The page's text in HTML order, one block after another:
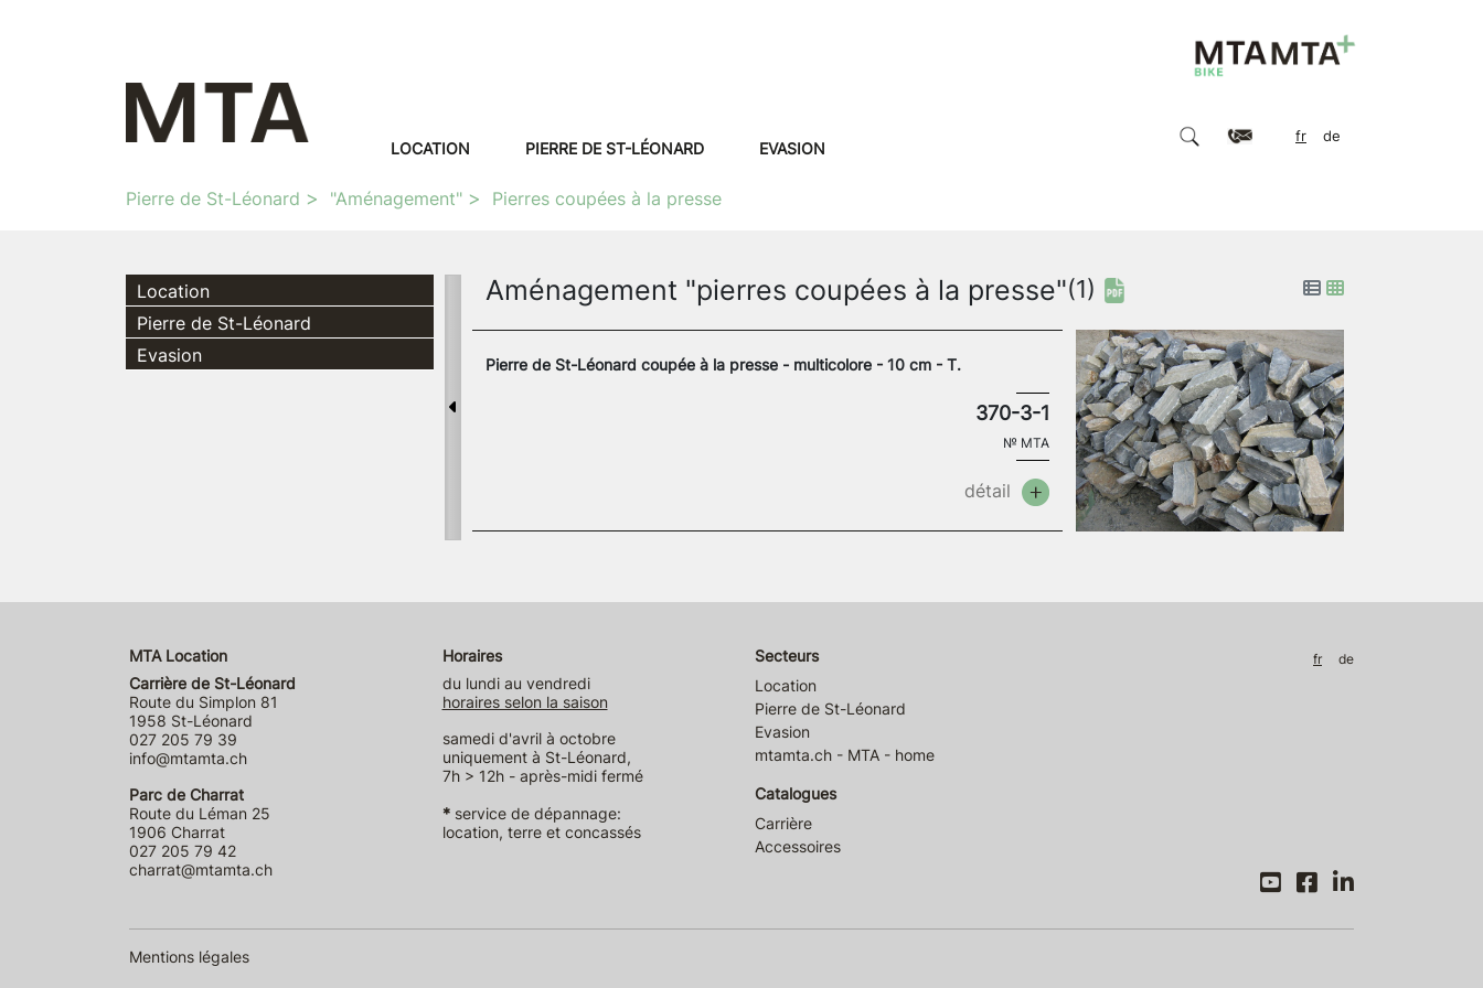
LOCATION PIERRE DE ST-LÉONARD EVASION
fr de
Pierre de St-Léonard "Aménagement" Pierres coupées à la presse
Location
Pierre de St-Léonard
Evasion
Aménagement "pierres coupées à la presse"(1)
Pierre de St-Léonard coupée à la presse - multicolore - 10 cm - T.
370-3-1
№ MTA
détail
MTA Location
Carrière de St-Léonard
Route du Simplon 81
1958 St-Léonard
027 205 79 39
info@mtamta.ch
Parc de Charrat
Route du Léman 25
1906 Charrat
027 205 79 42
charrat@mtamta.ch
Horaires
du lundi au vendredi
horaires selon la saison
samedi d'avril à octobre
uniquement à St-Léonard,
7h > 12h - après-midi fermé
*service de dépannage:
location, terre et concassés
Secteurs
Location
Pierre de St-Léonard
Evasion
mtamta.ch - MTA - home
Catalogues
Carrière
Accessoires
fr de
Mentions légales